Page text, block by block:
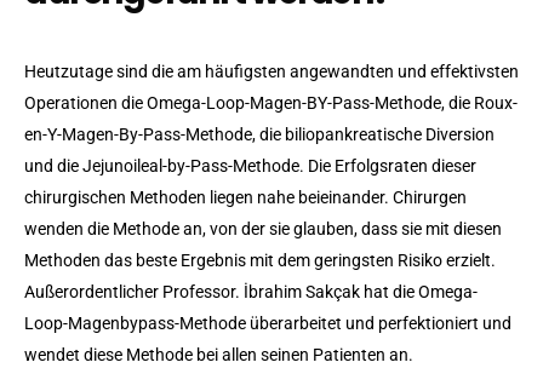
Heutzutage sind die am häufigsten angewandten und effektivsten
Operationen die Omega-Loop-Magen-BY-Pass-Methode, die Roux-
en-Y-Magen-By-Pass-Methode, die biliopankreatische Diversion
und die Jejunoileal-by-Pass-Methode. Die Erfolgsraten dieser
chirurgischen Methoden liegen nahe beieinander. Chirurgen
wenden die Methode an, von der sie glauben, dass sie mit diesen
Methoden das beste Ergebnis mit dem geringsten Risiko erzielt.
Außerordentlicher Professor. İbrahim Sakçak hat die Omega-
Loop-Magenbypass-Methode überarbeitet und perfektioniert und
wendet diese Methode bei allen seinen Patienten an.